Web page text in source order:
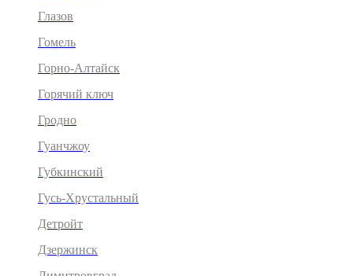
Глазов
Гомель
Горно-Алтайск
Горячий ключ
Гродно
Гуанчжоу
Губкинский
Гусь-Хрустальный
Детройт
Дзержинск